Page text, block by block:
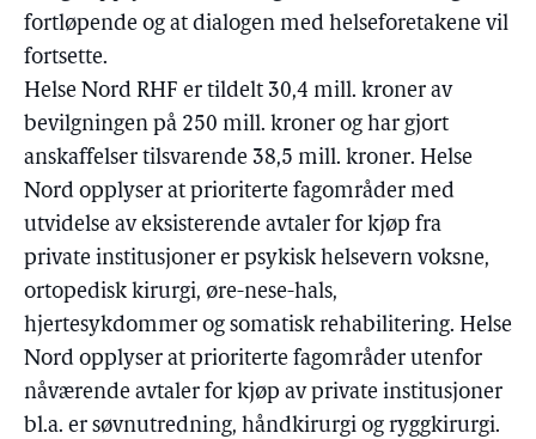
fortløpende og at dialogen med helseforetakene vil
fortsette.
Helse Nord RHF er tildelt 30,4 mill. kroner av
bevilgningen på 250 mill. kroner og har gjort
anskaffelser tilsvarende 38,5 mill. kroner. Helse
Nord opplyser at prioriterte fagområder med
utvidelse av eksisterende avtaler for kjøp fra
private institusjoner er psykisk helsevern voksne,
ortopedisk kirurgi, øre-nese-hals,
hjertesykdommer og somatisk rehabilitering. Helse
Nord opplyser at prioriterte fagområder utenfor
nåværende avtaler for kjøp av private institusjoner
bl.a. er søvnutredning, håndkirurgi og ryggkirurgi.